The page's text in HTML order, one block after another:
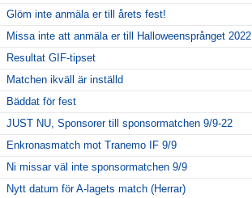
Glöm inte anmäla er till årets fest!
Missa inte att anmäla er till Halloweensprånget 2022
Resultat GIF-tipset
Matchen ikväll är inställd
Bäddat för fest
JUST NU, Sponsorer till sponsormatchen 9/9-22
Enkronasmatch mot Tranemo IF 9/9
Ni missar väl inte sponsormatchen 9/9
Nytt datum för A-lagets match (Herrar)